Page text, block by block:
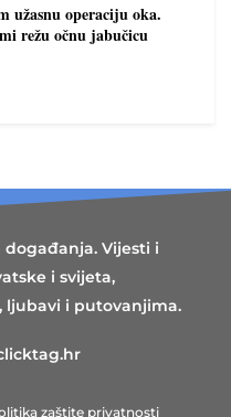
užasnu operaciju oka.
režu očnu jabučicu
Vijesti i
i svijeta,
ljubavi i putovanjima.
zaštite privatnosti